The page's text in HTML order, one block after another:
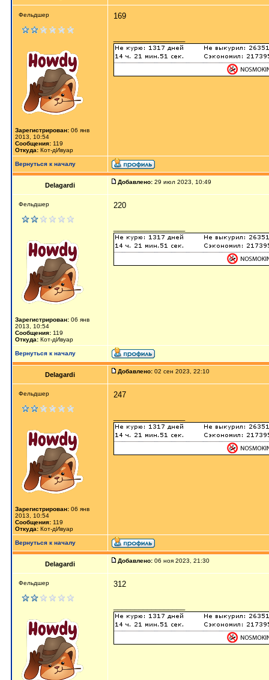
Фельдшер
Зарегистрирован: 06 янв
2013, 10:54
Сообщения: 119
Откуда: Кот-дИвуар
169
Вернуться к началу
Delagardi Добавлено: 29 июл 2023, 10:49
Фельдшер
Зарегистрирован: 06 янв
2013, 10:54
Сообщения: 119
Откуда: Кот-дИвуар
220
Вернуться к началу
Delagardi Добавлено: 02 сен 2023, 22:10
Фельдшер
Зарегистрирован: 06 янв
2013, 10:54
Сообщения: 119
Откуда: Кот-дИвуар
247
Вернуться к началу
Delagardi Добавлено: 06 ноя 2023, 21:30
Фельдшер 312